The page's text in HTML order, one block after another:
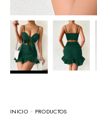
INICIO
PRODUCTOS